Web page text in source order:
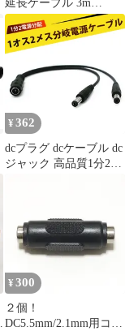
延長ケーブル 3m
5.5mm x 2.1mm
¥ 362
dcプラグ dcケーブル dc
ジャック 高品質1分2
5.5*2.1mm 純銅導体 安
定供電 省スペース 耐久
性抜群
¥ 300
２個！
DC5.5mm/2.1mm用コネ